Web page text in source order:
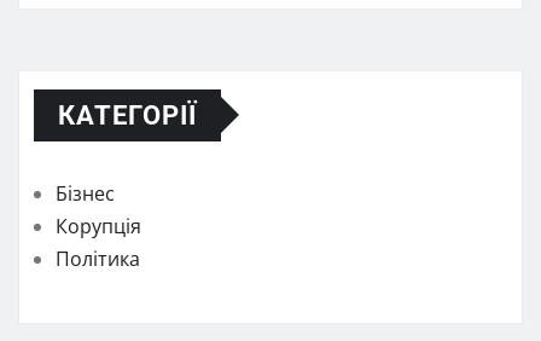
КАТЕГОРІЇ
Бізнес
Корупція
Політика